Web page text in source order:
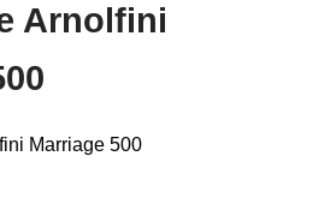
Arnolfini